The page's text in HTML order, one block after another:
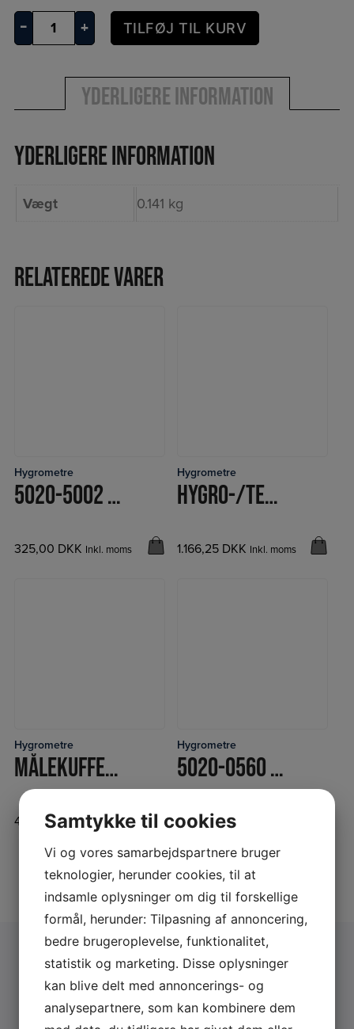
–
5020-
5013
+ TILFØJ TIL KURV
Yderligere information
Yderligere information
Vægt 0.141 kg
Relaterede varer
LÆS MERE
Hygrometre
5020-5002 TERMO-HYGROMETER
325,00 DKK Inkl. moms
LÆS MERE
Hygrometre
HYGRO-/TERMOMETER 5251
1.166,25 DKK Inkl. moms
LÆS MERE
Hygrometre
MÅLEKUFFERT – SKADESERVICE
4.987,50DKK Inkl. moms
LÆS MERE
Hygrometre
5020-0560 THERMO-HYGROMETER
990,00DKK
Få et Gratis konsulentbesøg eller et
gratis tilbud
Samtykke til cookies
Vi og vores samarbejdspartnere bruger
teknologier, herunder cookies, til at
indsamle oplysninger om dig til forskellige
formål, herunder: Tilpasning af annoncering,
bedre brugeroplevelse, funktionalitet,
statistik og marketing. Disse oplysninger
kan blive delt med annoncerings- og
analysepartnere, som kan kombinere dem